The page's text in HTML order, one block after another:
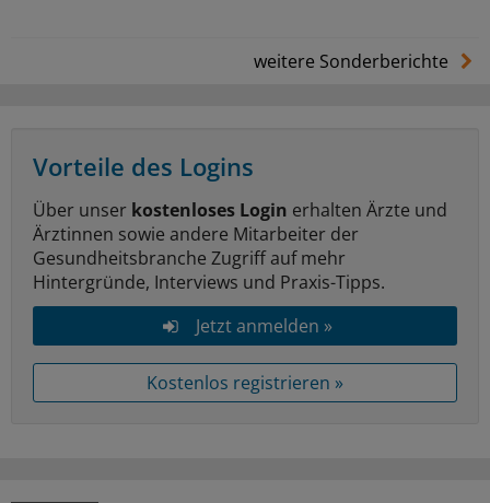
weitere Sonderberichte
Vorteile des Logins
Über unser kostenloses Login erhalten Ärzte und
Ärztinnen sowie andere Mitarbeiter der
Gesundheitsbranche Zugriff auf mehr
Hintergründe, Interviews und Praxis-Tipps.
Jetzt anmelden »
Kostenlos registrieren »